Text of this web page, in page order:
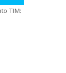
TIM: